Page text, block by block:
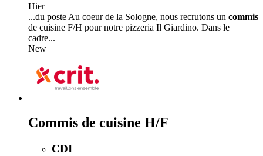
Hier
...du poste Au coeur de la Sologne, nous recrutons un commis
de cuisine F/H pour notre pizzeria Il Giardino. Dans le
cadre...
New
Commis de cuisine H/F
CDI